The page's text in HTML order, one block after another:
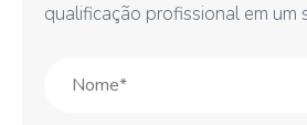
qualificação profissional em um